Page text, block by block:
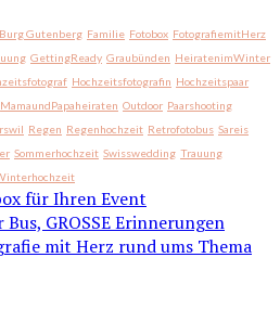
Burg Gutenberg Familie Fotobox FotografiemitHerz
GettingReady Graubünden HeiratenimWinter
Hochzeitsfotografin Hochzeitspaar
MamaundPapaheiraten Outdoor Paarshooting
Regen Regenhochzeit Retrofotobus Sareis
Sommerhochzeit Swisswedding Trauung